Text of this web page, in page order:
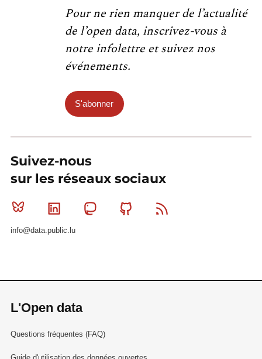
Pour ne rien manquer de l’actualité
de l’open data, inscrivez-vous à
notre infolettre et suivez nos
événements.
S'abonner
Suivez-nous
sur les réseaux sociaux
Bluesky Linkedin MastodonGithub
info@data.public.lu
L'Open data
Questions fréquentes (FAQ)